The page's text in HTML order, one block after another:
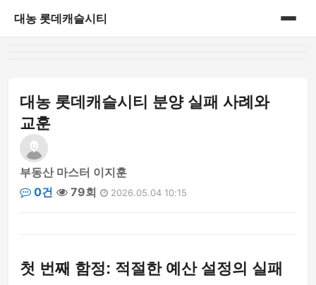
대농 롯데캐슬시티
대농 롯데캐슬시티 분양 실패 사례와
교훈
부동산 마스터 이지훈
0건
79회 2026.05.04 10:15
첫 번째 함정: 적절한 예산 설정의 실패